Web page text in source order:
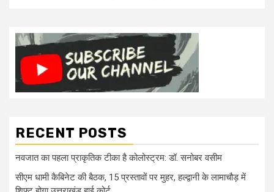
RECENT POSTS
नवजात का पहला प्राकृतिक टीका है कोलोस्ट्रम: डॉ. सनोबर वसीम
सीएम धामी कैबिनेट की बैठक, 15 प्रस्तावों पर मुहर, हल्द्वानी के लामाचौड़ में